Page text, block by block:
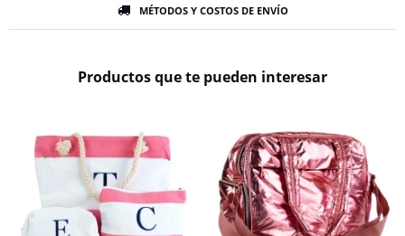
MÉTODOS Y COSTOS DE ENVÍO
Productos que te pueden interesar